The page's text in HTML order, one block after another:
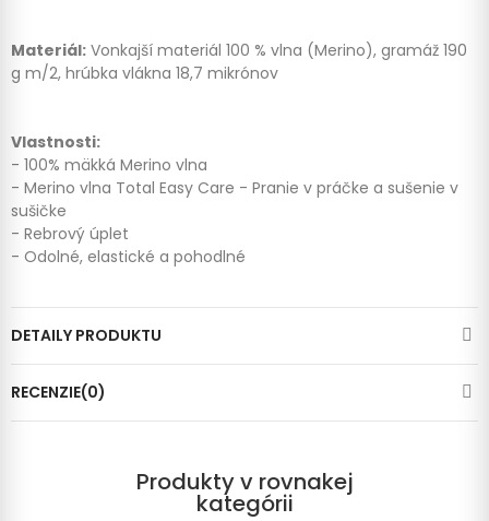
Materiál: Vonkajší materiál 100 % vlna (Merino), gramáž 190
g m/2, hrúbka vlákna 18,7 mikrónov
Vlastnosti:
- 100% mäkká Merino vlna
- Merino vlna Total Easy Care - Pranie v práčke a sušenie v
sušičke
- Rebrový úplet
- Odolné, elastické a pohodlné
DETAILY PRODUKTU
RECENZIE(0)
Produkty v rovnakej
kategórii